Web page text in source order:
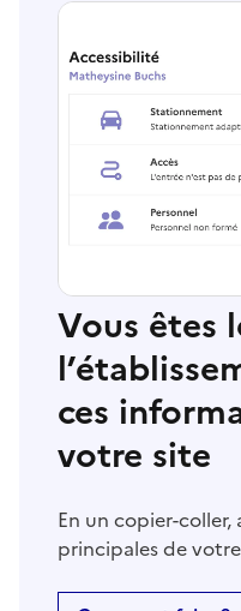
Vous êtes
ces
votre site
En un copier-
principales de